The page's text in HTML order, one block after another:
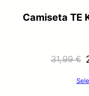
Camiseta TE
31,99€